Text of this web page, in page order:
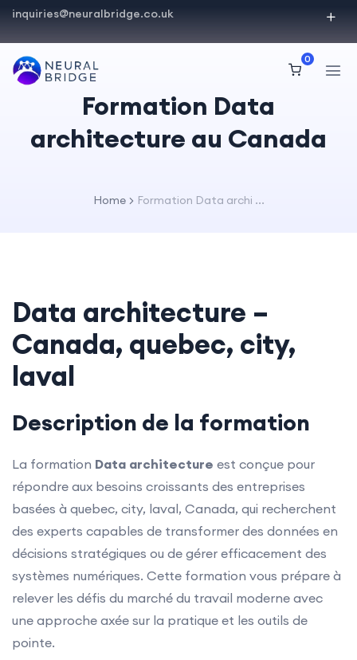
inquiries@neuralbridge.co.uk
0
Formation Data
architecture au Canada
Home Formation Data archi ...
Data architecture –
Canada, quebec, city,
laval
Description de la formation
La formation Data architecture est conçue pour
répondre aux besoins croissants des entreprises
basées à quebec, city, laval, Canada, qui recherchent
des experts capables de transformer des données en
décisions stratégiques ou de gérer efficacement des
systèmes numériques. Cette formation vous prépare à
relever les défis du marché du travail moderne avec
une approche axée sur la pratique et les outils de
pointe.